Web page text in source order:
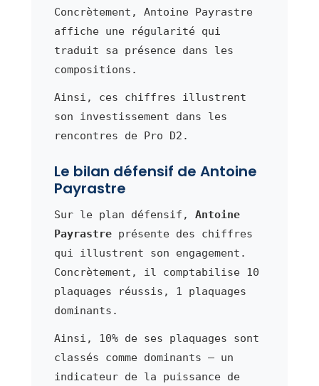
Concrètement, Antoine Payrastre
affiche une régularité qui
traduit sa présence dans les
compositions.
Ainsi, ces chiffres illustrent
son investissement dans les
rencontres de Pro D2.
Le bilan défensif de Antoine
Payrastre
Sur le plan défensif, Antoine
Payrastreprésente des chiffres
qui illustrent son engagement.
Concrètement, il comptabilise 10
plaquages réussis, 1 plaquages
dominants.
Ainsi, 10% de ses plaquages sont
classés comme dominants — un
indicateur de la puissance de